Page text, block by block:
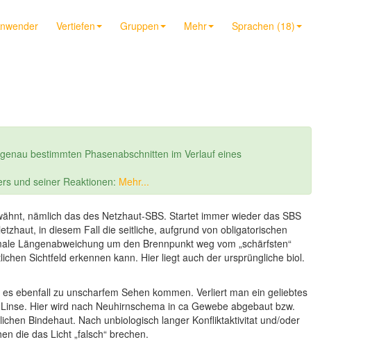
Vertiefen Gruppen Mehr Sprachen (18)
bestimmten Phasenabschnitten im Verlauf eines
und seiner Reaktionen: Mehr...
nämlich das des Netzhaut-SBS. Startet immer wieder das SBS
in diesem Fall die seitliche, aufgrund von obligatorischen
Längenabweichung um den Brennpunkt weg vom „schärfsten“
Sichtfeld erkennen kann. Hier liegt auch der ursprüngliche biol.
ebenfall zu unscharfem Sehen kommen. Verliert man ein geliebtes
Hier wird nach Neuhirnschema in ca Gewebe abgebaut bzw.
Bindehaut. Nach unbiologisch langer Konfliktaktivitat und/oder
die das Licht „falsch“ brechen.